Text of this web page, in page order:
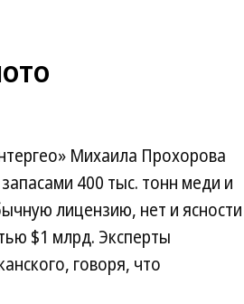
Михаила Прохорова
400 тыс. тонн меди и
лицензию, нет и ясности
$1 млрд. Эксперты
говоря, что